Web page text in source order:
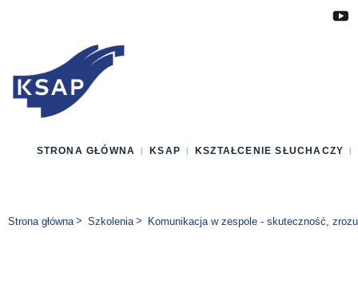
STRONA GŁÓWNA KSAP KSZTAŁCENIE SŁUCHACZY
Jesteś tutaj:
Strona główna Szkolenia Komunikacja w zespole - skuteczność,